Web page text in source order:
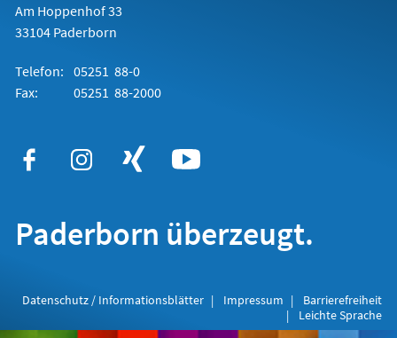
Am Hoppenhof 33
33104 Paderborn
Telefon: 05251 88-0
Fax:
05251 88-2000
Paderborn überzeugt.
Datenschutz / Informationsblätter Impressum
Barrierefreiheit
Leichte Sprache